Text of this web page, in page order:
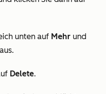
unten auf Mehr und
aus.
Delete.